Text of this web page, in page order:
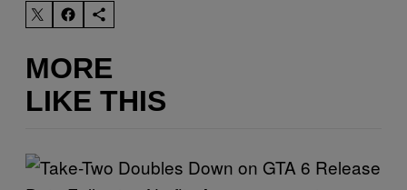
MORE
LIKE THIS